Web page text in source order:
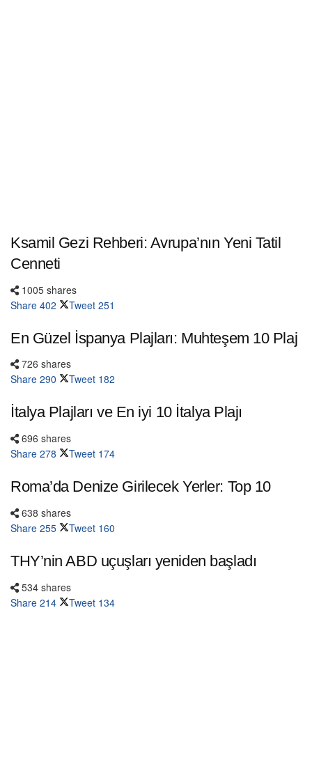
Ksamil Gezi Rehberi: Avrupa’nın Yeni Tatil
Cenneti
1005 shares
Share 402 Tweet 251
En Güzel İspanya Plajları: Muhteşem 10 Plaj
726 shares
Share 290 Tweet 182
İtalya Plajları ve En iyi 10 İtalya Plajı
696 shares
Share 278 Tweet 174
Roma’da Denize Girilecek Yerler: Top 10
638 shares
Share 255 Tweet 160
THY’nin ABD uçuşları yeniden başladı
534 shares
Share 214 Tweet 134